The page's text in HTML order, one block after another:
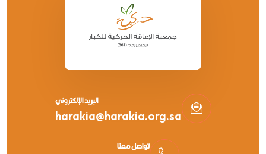
تواصل معنا
البريد الإلكتروني
harakia@harakia.org.sa